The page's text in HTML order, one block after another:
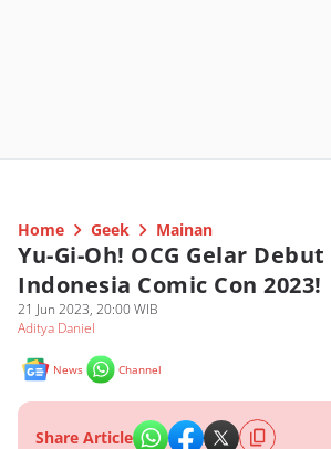
Home Geek Mainan
Yu-Gi-Oh! OCG Gelar
Indonesia Comic Con 2023!
21 Jun 2023, 20:00 WIB
Aditya Daniel
News Channel
Share Article